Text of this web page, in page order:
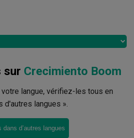
sur Crecimiento Boom
langue, vérifiez-les tous en
d'autres langues ».
d’autres langues